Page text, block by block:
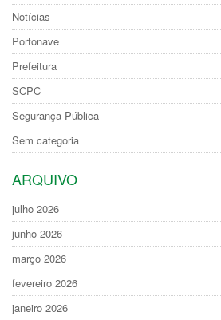
Notícias
Portonave
Prefeitura
SCPC
Segurança Pública
Sem categoria
ARQUIVO
julho 2026
junho 2026
março 2026
fevereiro 2026
janeiro 2026